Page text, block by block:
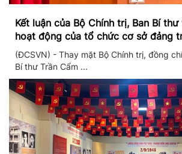
Kết luận của Bộ Chính trị, Ban Bí
hoạt động của tổ chức cơ sở đảng
II/2026
(ĐCSVN) - Thay mặt Bộ Chính trị, đồng
Bí thư Trần Cẩm ...